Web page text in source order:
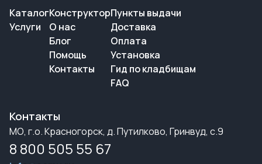
Каталог
Услуги
Конструктор
О нас
Блог
Помощь
Контакты
Пункты выдачи
Доставка
Оплата
Установка
Гид по кладбищам
FAQ
Контакты
МО, г.о. Красногорск, д. Путилково, Гринвуд, с.9
8 800 505 55 67